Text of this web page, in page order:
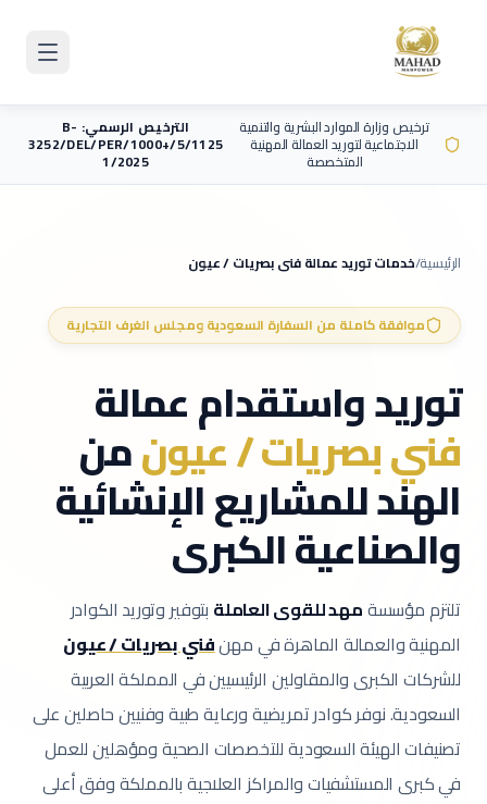
ترخيص وزارة الموارد البشرية والتنمية
الاجتماعية لتوريد العمالة المهنية
المتخصصة
الترخيص الرسمي: B-
3252/DEL/PER/1000+/5/1125
1/2025
الرئيسية/خدمات توريد عمالةفني بصريات / عيون
موافقة كاملة من السفارة السعودية ومجلس الغرف التجارية
توريد واستقدام عمالة
فني بصريات / عيونمن
الهند للمشاريع الإنشائية
والصناعية الكبرى
تلتزم مؤسسةمهد للقوى العاملة بتوفير وتوريد الكوادر
المهنية والعمالة الماهرة في مهنفني بصريات / عيون
للشركات الكبرى والمقاولين الرئيسيين في المملكة العربية
السعودية.نوفر كوادر تمريضية ورعاية طبية وفنيين حاصلين على
تصنيفات الهيئة السعودية للتخصصات الصحية ومؤهلين للعمل
في كبرى المستشفيات والمراكز العلاجية بالمملكة وفق أعلى